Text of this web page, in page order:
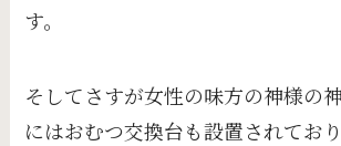
す。
そしてさすが女性の味方の神様の
にはおむつ交換台も設置されてお